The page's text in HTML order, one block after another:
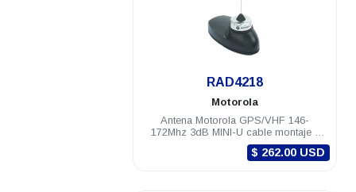
RAD4218
Motorola
Antena Motorola GPS/VHF 146-
172Mhz 3dB MINI-U cable montaje y
conectores DGM8000e DGM8000
$ 262.00 USD